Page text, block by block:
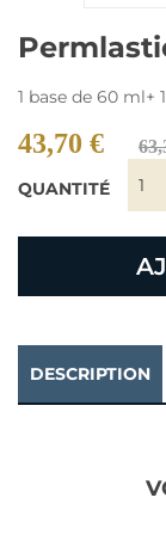
1 base de 60 ml+
43,70 €
QUANTITÉ
DESCRIPTION